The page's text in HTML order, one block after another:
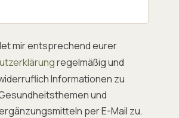
mir entsprechend eurer
regelmäßig und
Informationen zu
und
per E-Mail zu.